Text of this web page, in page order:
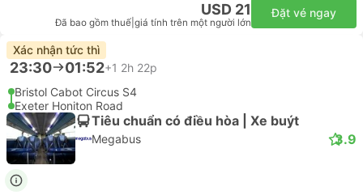
USD 21
Đã bao gồm thuế giá tính trên một người lớn
Đặt vé ngay
Xác nhận tức thì
23:30 01:52+1 2h 22p
Bristol Cabot Circus S4
Exeter Honiton Road
Tiêu chuẩn có điều hòa | Xe buýt
Megabus 3.9